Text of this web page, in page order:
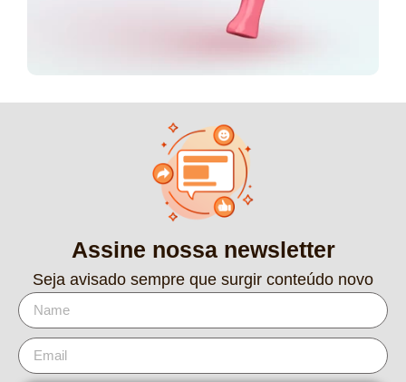
Assine nossa newsletter
Seja avisado sempre que surgir conteúdo novo